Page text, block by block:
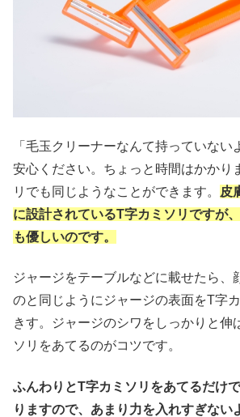
「毛玉クリーナーなんて持っていない
安心ください。ちょっと時間はかかり
リでも同じようなことができます。
皮
に設計されているT字カミソリですが
も優しいのです。
ジャージをテーブルなどに載せたら、
のと同じようにジャージの表面をT字
きす。ジャージのシワをしっかりと伸
ソリをあてるのがコツです。
ふんわりとT字カミソリをあてるだけ
りますので、あまり力を入れすぎない